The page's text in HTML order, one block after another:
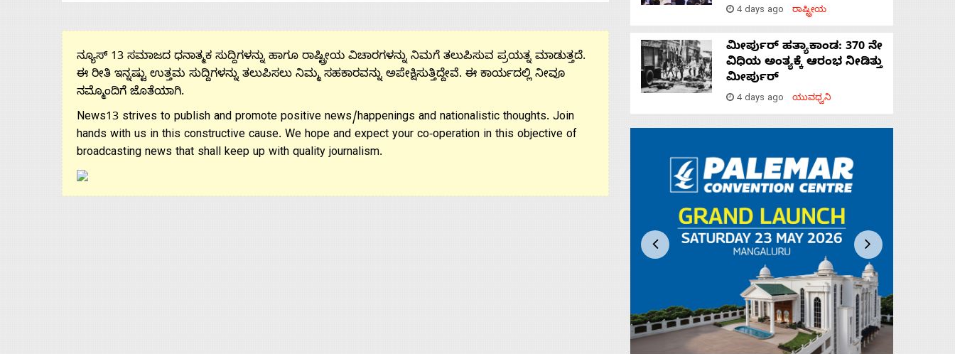
ನ್ಯೂಸ್ 13 ಸಮಾಜದ ಧನಾತ್ಮಕ ಸುದ್ದಿಗಳನ್ನು ಹಾಗೂ ರಾಷ್ಟ್ರೀಯ ವಿಚಾರಗಳನ್ನು ನಿಮಗೆ ತಲುಪಿಸುವ ಪ್ರಯತ್ನ ಮಾಡುತ್ತದೆ.
ಈ ರೀತಿ ಇನ್ನಷ್ಟು ಉತ್ತಮ ಸುದ್ದಿಗಳನ್ನು ತಲುಪಿಸಲು ನಿಮ್ಮ ಸಹಕಾರವನ್ನು ಅಪೇಕ್ಷಿಸುತ್ತಿದ್ದೇವೆ. ಈ ಕಾರ್ಯದಲ್ಲಿ ನೀವೂ
ನಮ್ಮೊಂದಿಗೆ ಜೊತೆಯಾಗಿ.
News13 strives to publish and promote positive news/happenings and nationalistic thoughts. Join
hands with us in this constructive cause. We hope and expect your co-operation in this objective of
broadcasting news that shall keep up with quality journalism.
4 days ago ರಾಷ್ಟ್ರೀಯ
ಮೀರ್ಪುರ್ ಹತ್ಯಾಕಾಂಡ: 370 ನೇ
ವಿಧಿಯ ಅಂತ್ಯಕ್ಕೆ ಆರಂಭ ನೀಡಿತ್ತು
ಮೀರ್ಪುರ್
4 days ago ಯುವಧ್ವನಿ